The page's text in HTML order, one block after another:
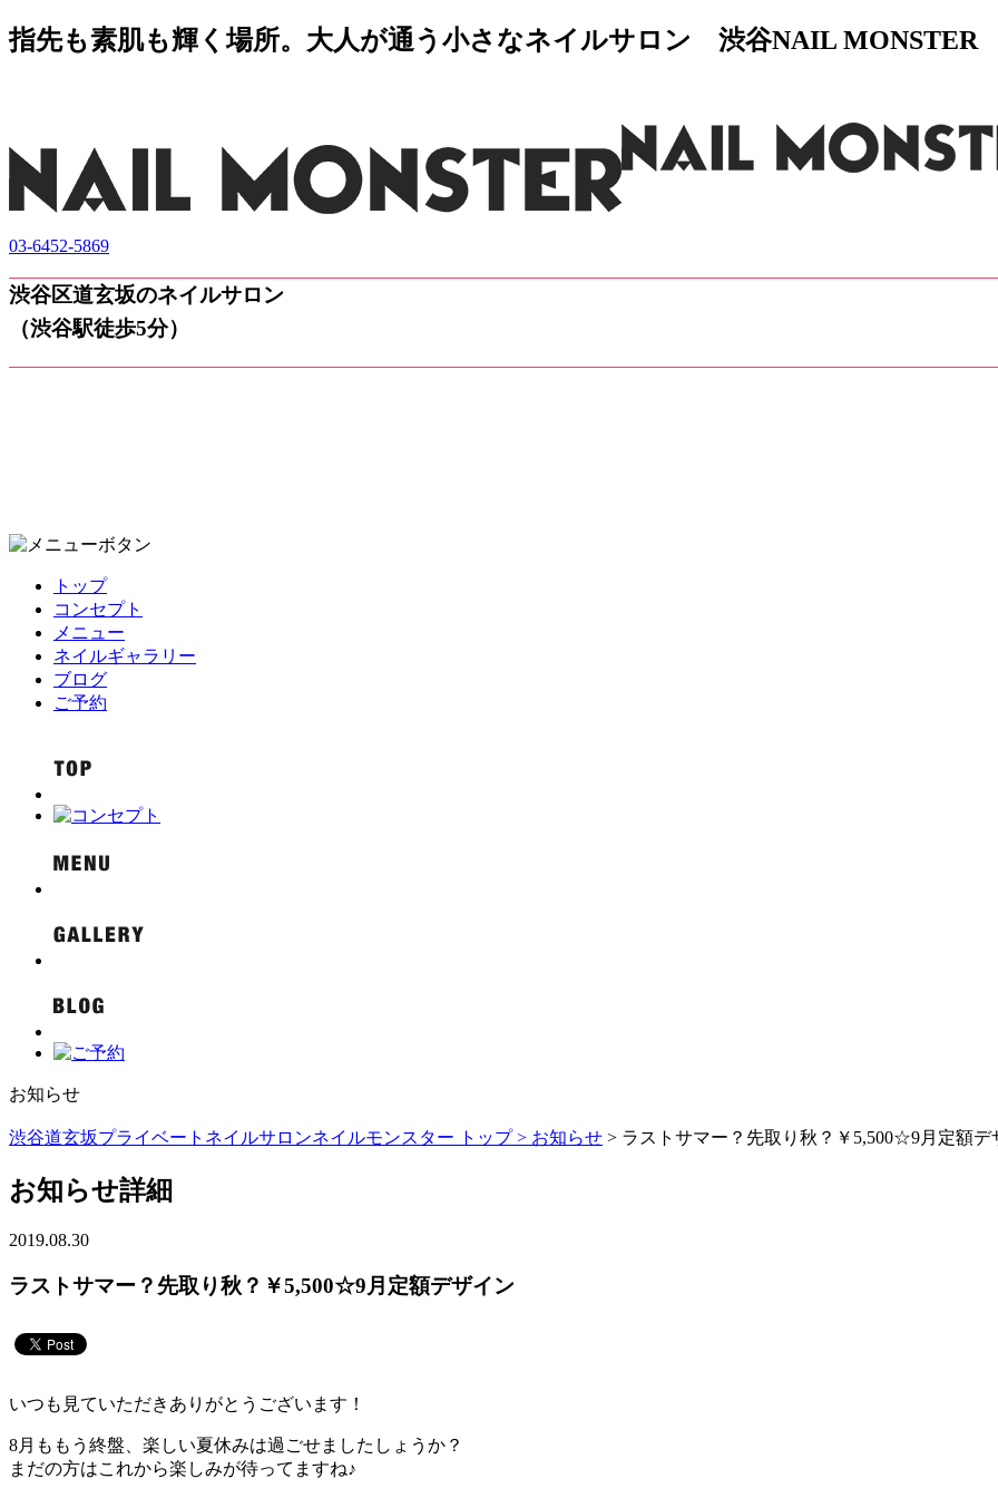
指先も素肌も輝く場所。大人が通う小さなネイルサロン 渋谷NAIL MONSTER
03-6452-5869
渋谷区道玄坂のネイルサロン
（渋谷駅徒歩5分）
トップ
コンセプト
メニュー
ネイルギャラリー
ブログ
ご予約
お知らせ
渋谷道玄坂プライベートネイルサロンネイルモンスター トップ > お知らせ > ラストサマー？先取り秋？￥5,500☆9月定額デ
お知らせ詳細
2019.08.30
ラストサマー？先取り秋？￥5,500☆9月定額デザイン
いつも見ていただきありがとうございます！
8月ももう終盤、楽しい夏休みは過ごせましたしょうか？
まだの方はこれから楽しみが待ってますね♪